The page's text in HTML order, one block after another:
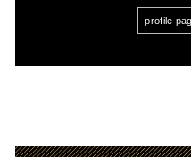
profile